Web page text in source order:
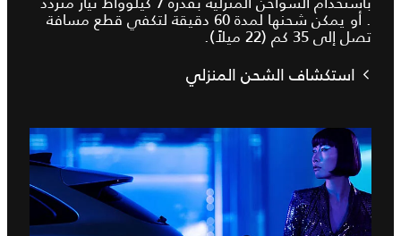
. أو يمكن شحنها لمدة 60 دقيقة لتكفي قطع مسافة
تصل إلى 35 كم (22 ميلاً).
استكشاف الشحن المنزلي